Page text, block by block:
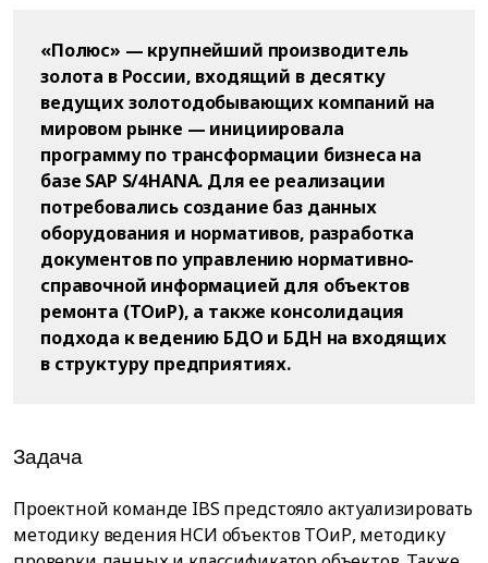
«Полюс» — крупнейший производитель
золота в России, входящий в десятку
ведущих золотодобывающих компаний на
мировом рынке — инициировала
программу по трансформации бизнеса на
базе SAP S/4HANA. Для ее реализации
потребовались создание баз данных
оборудования и нормативов, разработка
документов по управлению нормативно-
справочной информацией для объектов
ремонта (ТОиР), а также консолидация
подхода к ведению БДО и БДН на входящих
в структуру предприятиях.
Задача
Проектной команде IBS предстояло актуализировать
методику ведения НСИ объектов ТОиР, методику